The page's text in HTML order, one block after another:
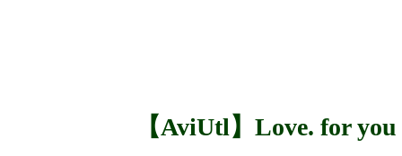
【AviUtl】Love. for